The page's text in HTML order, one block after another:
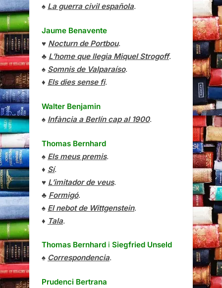
♠ La guerra civil española.
Jaume Benavente
♥ Nocturn de Portbou.
♣ L’home que llegia Miquel Strogoff.
♠ Somnis de Valparaíso.
♦ Els dies sense fi.
Walter Benjamin
♠ Infància a Berlín cap al 1900.
Thomas Bernhard
♠ Els meus premis.
♦ Sí.
♥ L’imitador de veus.
♣ Formigó.
♠ El nebot de Wittgenstein.
♦ Tala.
Thomas Bernhard i Siegfried Unseld
♠ Correspondencia.
Prudenci Bertrana